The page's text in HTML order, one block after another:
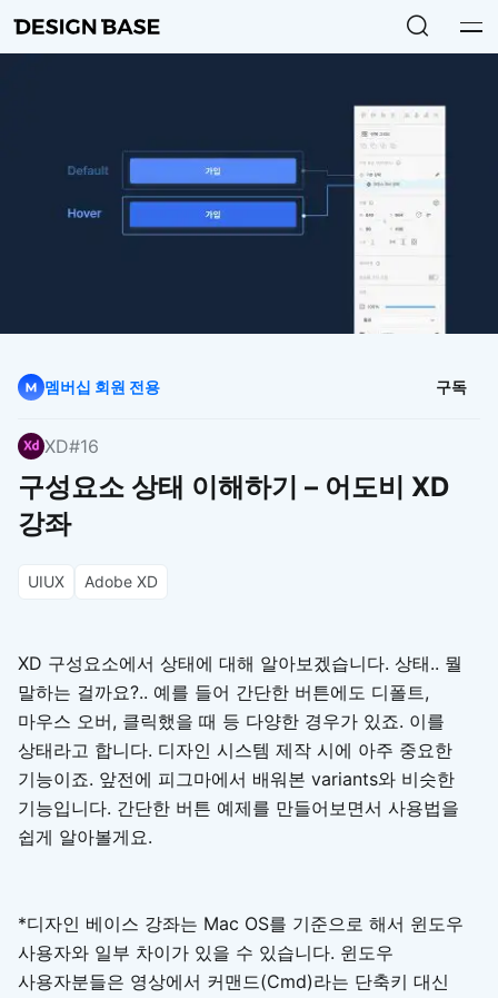
멤버십 회원 전용 구독
XD#16
구성요소 상태 이해하기 – 어도비 XD
강좌
UIUX Adobe XD
XD 구성요소에서 상태에 대해 알아보겠습니다. 상태.. 뭘
말하는 걸까요?.. 예를 들어 간단한 버튼에도 디폴트,
마우스 오버, 클릭했을 때 등 다양한 경우가 있죠. 이를
상태라고 합니다. 디자인 시스템 제작 시에 아주 중요한
기능이죠. 앞전에 피그마에서 배워본 variants와 비슷한
기능입니다. 간단한 버튼 예제를 만들어보면서 사용법을
쉽게 알아볼게요.
*디자인 베이스 강좌는 Mac OS를 기준으로 해서 윈도우
사용자와 일부 차이가 있을 수 있습니다. 윈도우
사용자분들은 영상에서 커맨드(Cmd)라는 단축키 대신